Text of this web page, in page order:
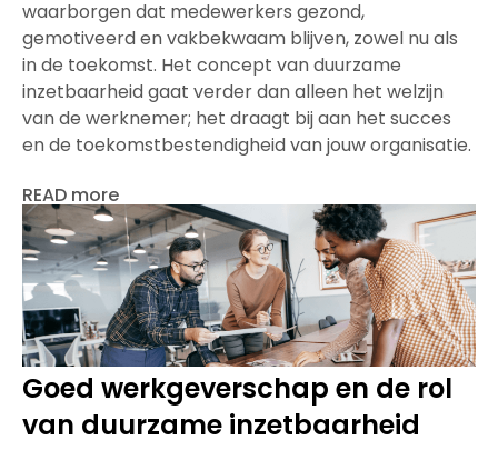
waarborgen dat medewerkers gezond,
gemotiveerd en vakbekwaam blijven, zowel nu als
in de toekomst. Het concept van duurzame
inzetbaarheid gaat verder dan alleen het welzijn
van de werknemer; het draagt bij aan het succes
en de toekomstbestendigheid van jouw organisatie.
READ more
Goed werkgeverschap en de rol
van duurzame inzetbaarheid